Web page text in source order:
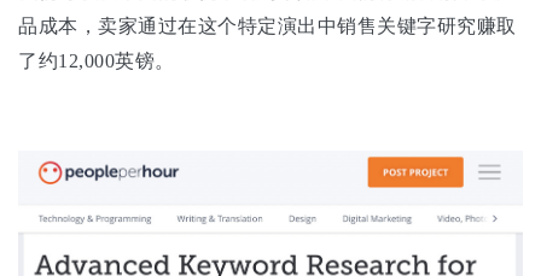
品成本，卖家通过在这个特定演出中销售关键字研究赚取
了约12,000英镑。